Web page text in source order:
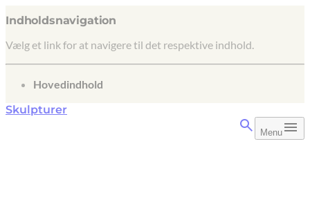
Indholdsnavigation
Vælg et link for at navigere til det respektive indhold.
gå til
Hovedindhold
Skulpturer
Menu